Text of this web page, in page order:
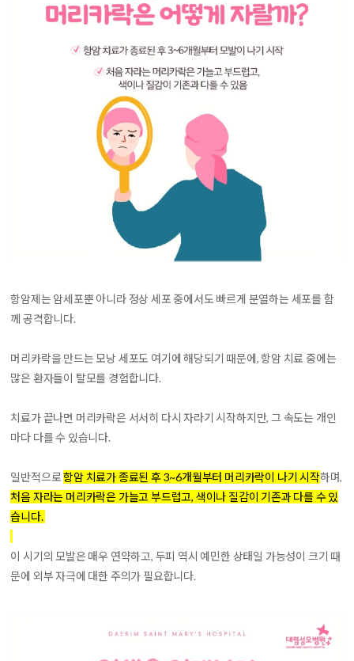
항암제는 암세포뿐 아니라 정상 세포 중에서도 빠르게 분열하는 세포를 함
께 공격합니다.
머리카락을 만드는 모낭 세포도 여기에 해당되기 때문에, 항암 치료 중에는
많은 환자들이 탈모를 경험합니다.
치료가 끝나면 머리카락은 서서히 다시 자라기 시작하지만, 그 속도는 개인
마다 다를 수 있습니다.
일반적으로항암 치료가 종료된 후 3~6개월부터 머리카락이 나기 시작하며,
처음 자라는 머리카락은 가늘고 부드럽고, 색이나 질감이 기존과 다를 수 있
습니다.
이 시기의 모발은 매우 연약하고, 두피 역시 예민한 상태일 가능성이 크기 때
문에 외부 자극에 대한 주의가 필요합니다.